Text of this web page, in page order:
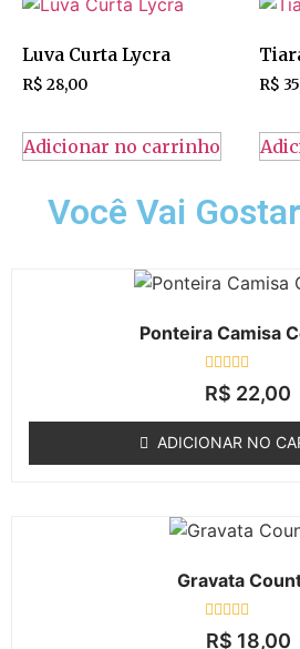
Luva Curta Lycra
R$ 28,00
Adicionar no carrinho
R$
Você Vai
Ponteira Camisa
Avaliação
0
5
R$ 22,00
ADICIONAR NO
Gravata
Avaliação
R$ 18,00